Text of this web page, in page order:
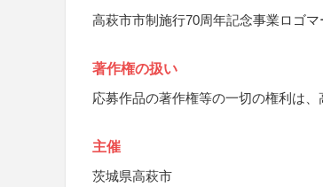
高萩市市制施行70周年記念事業ロゴ
著作権の扱い
応募作品の著作権等の一切の権利は、
主催
茨城県高萩市